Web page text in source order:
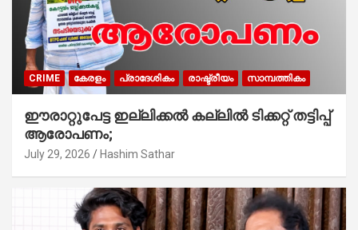
CRIME കേരളം പ്രാദേശികം രാഷ്ട്രീയം സാമ്പത്തികം
ഈരാറ്റുപേട്ട ഇല്ലിക്കൽ കല്ലിൽ ടിക്കറ്റ് തട്ടിപ്പ്
ആരോപണം;
July 29, 2026 Hashim Sathar